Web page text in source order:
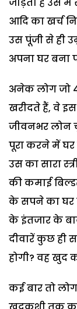
आदि का खर्च
उस पूंजी से ही
अपना घर बना
अनेक लोग जो
खरीदते हैं, वे
जीवनभर लोन
पूरा करने में
उस का सारा
की कमाई
के सपने का घर
के इंतजार के
दीवारें कुछ ही
होगी? वह खुद
कई बार तो